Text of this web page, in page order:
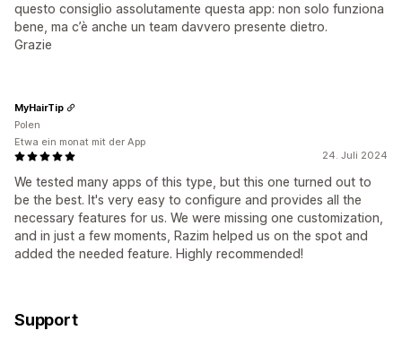
questo consiglio assolutamente questa app: non solo funziona
bene, ma c’è anche un team davvero presente dietro.
Grazie
24. Juli 2024
We tested many apps of this type, but this one turned out to
be the best. It's very easy to configure and provides all the
necessary features for us. We were missing one customization,
and in just a few moments, Razim helped us on the spot and
added the needed feature. Highly recommended!
MyHairTip
Polen
Etwa ein monat mit der App
Support